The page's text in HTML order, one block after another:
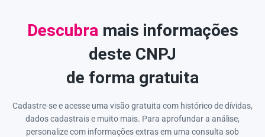
Descubra mais informações
deste CNPJ
de forma gratuita
Cadastre-se e acesse uma visão gratuita com histórico de dívidas,
dados cadastrais e muito mais. Para aprofundar a análise,
personalize com informações extras em uma consulta sob